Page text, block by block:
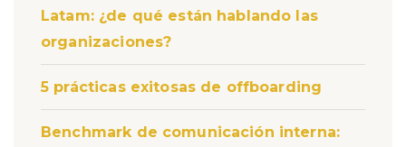
Latam: ¿de qué están hablando las
organizaciones?
5 prácticas exitosas de offboarding
Benchmark de comunicación interna: